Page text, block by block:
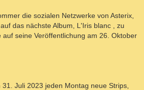
die sozialen Netzwerke von Asterix,
das nächste Album, L'Iris blanc , zu
seine Veröffentlichung am 26. Oktober
Juli 2023 jeden Montag neue Strips,